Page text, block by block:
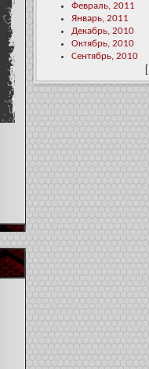
Февраль, 2011
Январь, 2011
Декабрь, 2010
Октябрь, 2010
Сентябрь, 2010
[